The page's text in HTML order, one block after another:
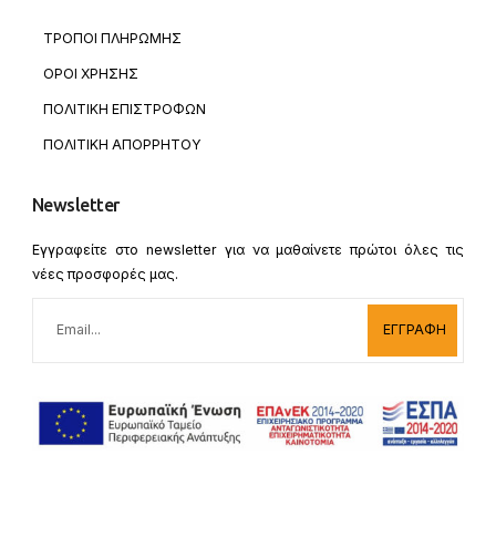
ΤΡΟΠΟΙ ΠΛΗΡΩΜΗΣ
ΟΡΟΙ ΧΡΗΣΗΣ
ΠΟΛΙΤΙΚΗ ΕΠΙΣΤΡΟΦΩΝ
ΠΟΛΙΤΙΚΗ ΑΠΟΡΡΗΤΟΥ
Newsletter
Εγγραφείτε στο newsletter για να μαθαίνετε πρώτοι όλες τις
νέες προσφορές μας.
ΕΓΓΡΑΦΗ